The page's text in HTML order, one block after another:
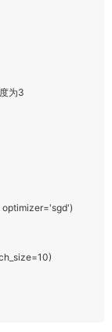
为3
optimizer='sgd')